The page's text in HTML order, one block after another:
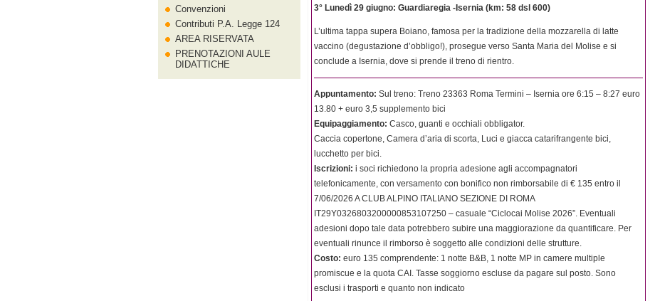
3° Lunedì 29 giugno: Guardiaregia -Isernia (km: 58 dsl 600)
L’ultima tappa supera Boiano, famosa per la tradizione della mozzarella di latte
vaccino (degustazione d’obbligo!), prosegue verso Santa Maria del Molise e si
conclude a Isernia, dove si prende il treno di rientro.
Appuntamento: Sul treno: Treno 23363 Roma Termini – Isernia ore 6:15 – 8:27 euro
13.80 + euro 3,5 supplemento bici
Equipaggiamento: Casco, guanti e occhiali obbligator.
Caccia copertone, Camera d’aria di scorta, Luci e giacca catarifrangente bici,
lucchetto per bici.
Iscrizioni: i soci richiedono la propria adesione agli accompagnatori
telefonicamente, con versamento con bonifico non rimborsabile di € 135 entro il
7/06/2026 A CLUB ALPINO ITALIANO SEZIONE DI ROMA
IT29Y0326803200000853107250 – casuale “Ciclocai Molise 2026”. Eventuali
adesioni dopo tale data potrebbero subire una maggiorazione da quantificare. Per
eventuali rinunce il rimborso è soggetto alle condizioni delle strutture.
Costo: euro 135 comprendente: 1 notte B&B, 1 notte MP in camere multiple
promiscue e la quota CAI. Tasse soggiorno escluse da pagare sul posto. Sono
esclusi i trasporti e quanto non indicato
Convenzioni
Contributi P.A. Legge 124
AREA RISERVATA
PRENOTAZIONI AULE
DIDATTICHE